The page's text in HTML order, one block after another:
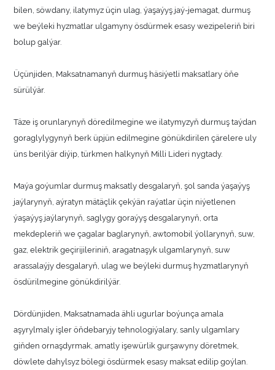
bilen, söwdany, ilatymyz üçin ulag, ýaşaýyş jaý-jemagat, durmuş
we beýleki hyzmatlar ulgamyny ösdürmek esasy wezipeleriň biri
bolup galýar.
Üçünjiden, Maksatnamanyň durmuş häsiýetli maksatlary öňe
sürülýär.
Täze iş orunlarynyň döredilmegine we ilatymyzyň durmuş taýdan
goraglylygynyň berk üpjün edilmegine gönükdirilen çärelere uly
üns berilýär diýip, türkmen halkynyň Milli Lideri nygtady.
Maýa goýumlar durmuş maksatly desgalaryň, şol sanda ýaşaýyş
jaýlarynyň, aýratyn mätäçlik çekýän raýatlar üçin niýetlenen
ýaşaýyş jaýlarynyň, saglygy goraýyş desgalarynyň, orta
mekdepleriň we çagalar baglarynyň, awtomobil ýollarynyň, suw,
gaz, elektrik geçirijileriniň, aragatnaşyk ulgamlarynyň, suw
arassalaýjy desgalaryň, ulag we beýleki durmuş hyzmatlarynyň
ösdürilmegine gönükdirilýär.
Dördünjiden, Maksatnamada ähli ugurlar boýunça amala
aşyrylmaly işler öňdebaryjy tehnologiýalary, sanly ulgamlary
giňden ornaşdyrmak, amatly işewürlik gurşawyny döretmek,
döwlete dahylsyz bölegi ösdürmek esasy maksat edilip goýlan.